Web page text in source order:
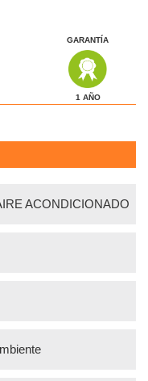
GARANTÍA
1 AÑO
ACONDICIONADO